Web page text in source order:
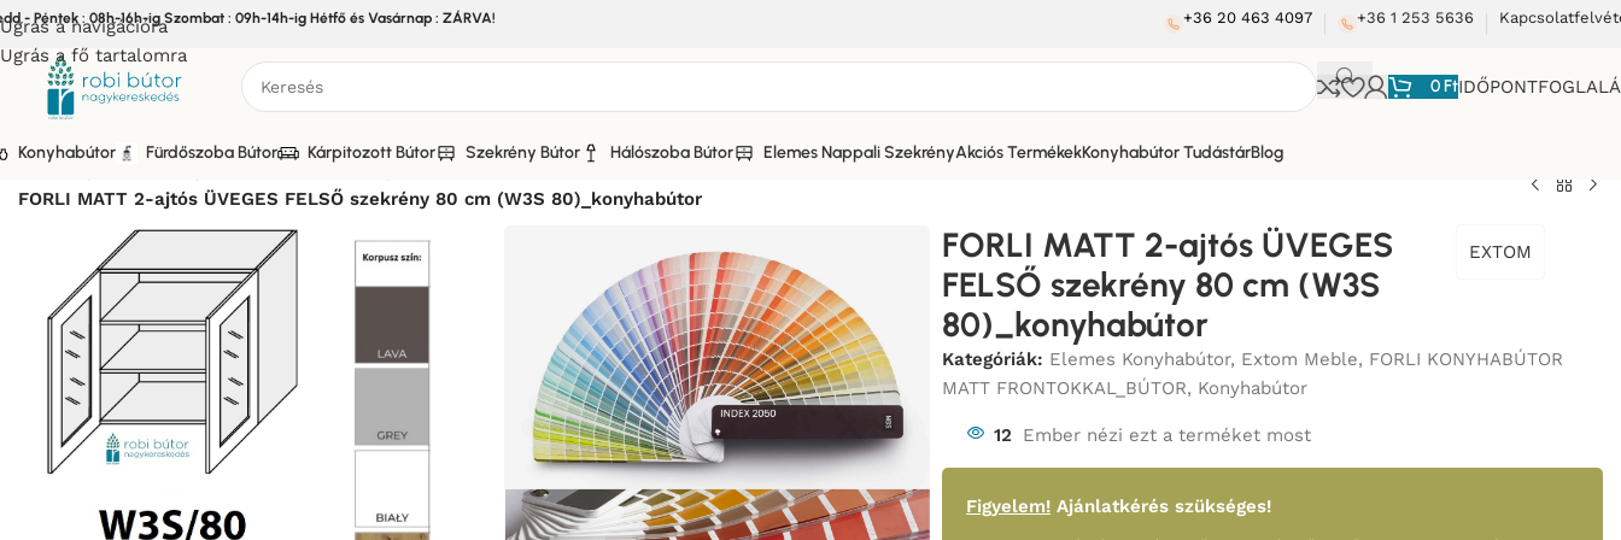
Ugrás a navigációra
Ugrás a fő tartalomra
- Péntek : 08h-16h-ig Szombat : 09h-14h-ig Hétfő és Vasárnap : ZÁRVA! +36 20 463 4097 +36 1 253 5636
0Ft
Konyhabútor Fürdőszoba Bútor Kárpitozott Bútor Szekrény Bútor Hálószoba Bútor Elemes Nappali SzekrényAkciós TermékekKonyhabútor TudástárBlog
Kezdőlap Elemes Konyhabútor FORLI KONYHABÚTOR MATT FRONTOKKAL_BÚTOR
FORLI MATT 2-ajtós ÜVEGES FELSŐ szekrény 80 cm (W3S 80)_konyhabútor
FORLI MATT 2-ajtós ÜVEGES
FELSŐ szekrény 80 cm (W3S
80)_konyhabútor
EXTOM
Kategóriák: Elemes Konyhabútor, Extom Meble, FORLI KONYHABÚTOR
MATT FRONTOKKAL_BÚTOR, Konyhabútor
12 Ember nézi ezt a terméket most
Figyelem! Ajánlatkérés szükséges!